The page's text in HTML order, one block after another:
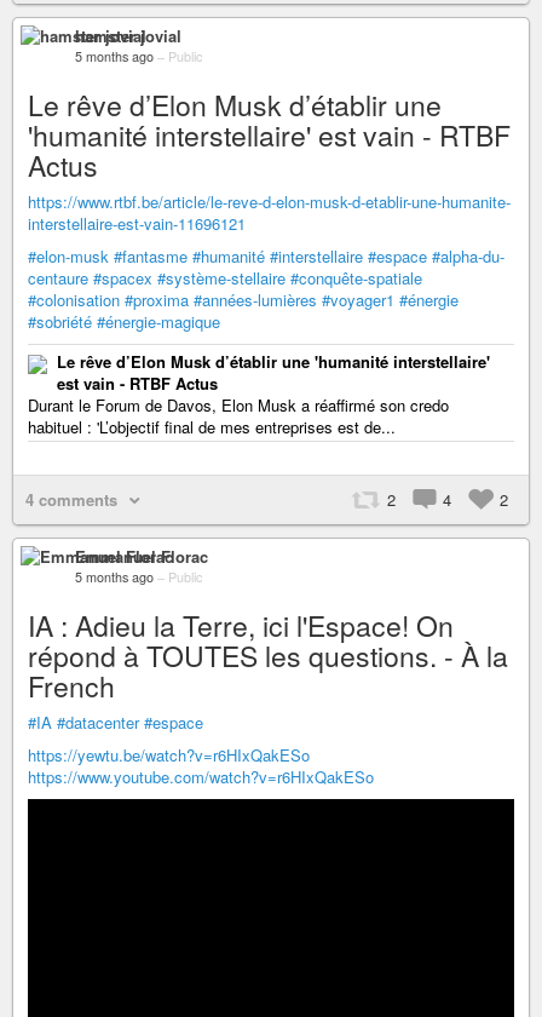
hamster jovial
5 months ago – Public
Le rêve d’Elon Musk d’établir une
'humanité interstellaire' est vain - RTBF
Actus
https://www.rtbf.be/article/le-reve-d-elon-musk-d-etablir-une-humanite-
interstellaire-est-vain-11696121
#elon-musk #fantasme #humanité #interstellaire #espace #alpha-du-
centaure #spacex #système-stellaire #conquête-spatiale
#colonisation #proxima #années-lumières #voyager1 #énergie
#sobriété #énergie-magique
Le rêve d’Elon Musk d’établir une 'humanité interstellaire'
est vain - RTBF Actus
Durant le Forum de Davos, Elon Musk a réaffirmé son credo
habituel : 'L’objectif final de mes entreprises est de...
4 comments 2 4 2
Emmanuel Florac
5 months ago – Public
IA : Adieu la Terre, ici l'Espace! On
répond à TOUTES les questions. - À la
French
#IA #datacenter #espace
https://yewtu.be/watch?v=r6HIxQakESo
https://www.youtube.com/watch?v=r6HIxQakESo